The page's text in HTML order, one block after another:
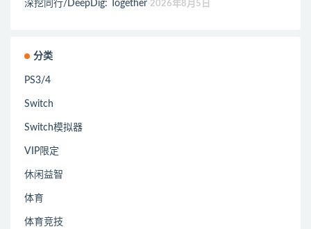
深挖同行/DeepDig: Together 2026年8月5日
分类
PS3/4
Switch
Switch模拟器
VIP限定
休闲益智
体育
体育竞技